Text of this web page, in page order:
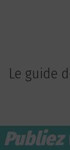
Le guide
Publiez